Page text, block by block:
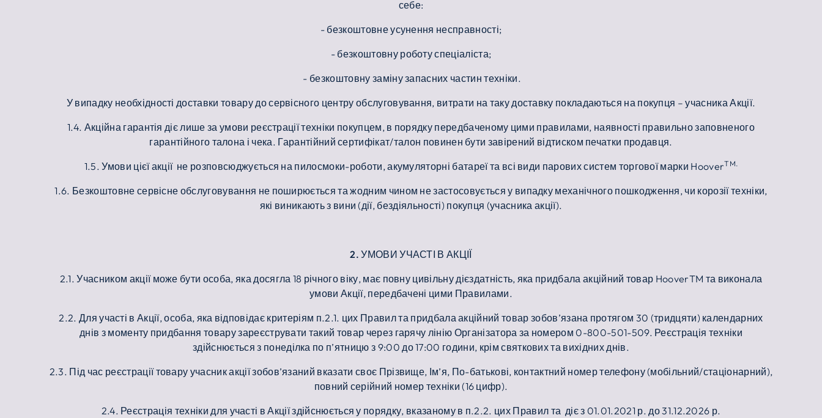
себе:
- безкоштовне усунення несправності;
- безкоштовну роботу спеціаліста;
- безкоштовну заміну запасних частин техніки.
У випадку необхідності доставки товару до сервісного центру обслуговування, витрати на таку доставку покладаються на покупця – учасника Акції.
1.4. Акційна гарантія діє лише за умови реєстрації техніки покупцем, в порядку передбаченому цими правилами, наявності правильно заповненого
гарантійного талона і чека. Гарантійний сертифікат/талон повинен бути завірений відтиском печатки продавця.
1.5. Умови цієї акції не розповсюджується на пилосмоки-роботи, акумуляторні батареї та всі види парових систем торгової марки HooverTM.
1.6. Безкоштовне сервісне обслуговування не поширюється та жодним чином не застосовується у випадку механічного пошкодження, чи корозії техніки,
які виникають з вини (дії, бездіяльності) покупця (учасника акції).
2. УМОВИ УЧАСТІ В АКЦІЇ
2.1. Учасником акції може бути особа, яка досягла 18 річного віку, має повну цивільну дієздатність, яка придбала акційний товар HooverTM та виконала
умови Акції, передбачені цими Правилами.
2.2. Для участі в Акції, особа, яка відповідає критеріям п.2.1. цих Правил та придбала акційний товар зобов’язана протягом 30 (тридцяти) календарних
днів з моменту придбання товару зареєструвати такий товар через гарячу лінію Організатора за номером 0-800-501-509. Реєстрація техніки
здійснюється з понеділка по п’ятницю з 9:00 до 17:00 години, крім святкових та вихідних днів.
2.3. Під час реєстрації товару учасник акції зобов’язаний вказати своє Прізвище, Ім’я, По-батькові, контактний номер телефону (мобільний/стаціонарний),
повний серійний номер техніки (16 цифр).
2.4. Реєстрація техніки для участі в Акції здійснюється у порядку, вказаному в п.2.2. цих Правил та діє з 01.01.2021 р. до 31.12.2026 р.